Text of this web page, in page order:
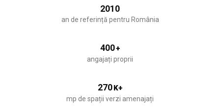
2010
an de referință pentru România
400+
angajați proprii
270K+
mp de spații verzi amenajați